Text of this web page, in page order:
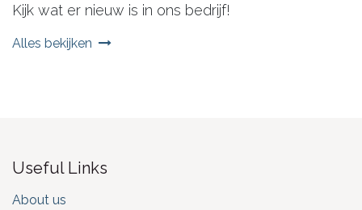
Kijk wat er nieuw is in ons bedrijf!
Alles bekijken
Useful Links
About us